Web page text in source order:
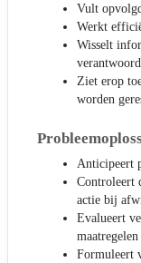
Vult
Werkt
Wisselt
Ziet erop
worden
Anticipeert
Controleert
actie bij
Evalueert
maatregelen
Formuleert